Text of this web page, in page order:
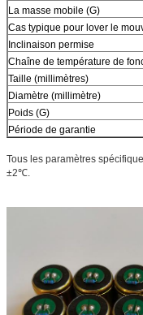
La masse mobile (G)
Cas typique pour lover le
Inclinaison permise
Chaîne de température de
Taille (millimètres)
Diamètre (millimètre)
Poids (G)
Période de garantie
Tous les paramètres
±2℃.